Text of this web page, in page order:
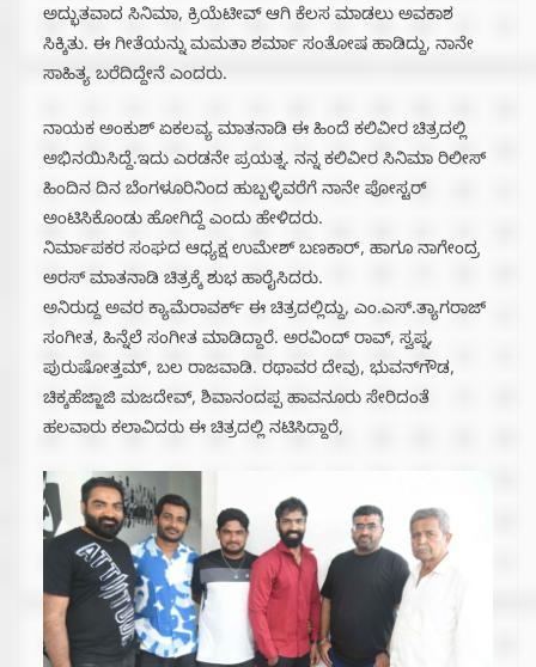
ಅದ್ಭುತವಾದ ಸಿನಿಮಾ, ಕ್ರಿಯೆಟೀವ್ ಆಗಿ ಕೆಲಸ ಮಾಡಲು ಅವಕಾಶ
ಸಿಕ್ಕಿತು. ಈ ಗೀತೆಯನ್ನು ಮಮತಾ ಶರ್ಮಾ ಸಂತೋಷ ಹಾಡಿದ್ದು, ನಾನೇ
ಸಾಹಿತ್ಯ ಬರೆದಿದ್ದೇನೆ ಎಂದರು.
ನಾಯಕ ಅಂಕುಶ್ ಏಕಲವ್ಯ ಮಾತನಾಡಿ ಈ ಹಿಂದೆ ಕಲಿವೀರ ಚಿತ್ರದಲ್ಲಿ
ಅಭಿನಯಿಸಿದ್ದೆ.ಇದು ಎರಡನೇ ಪ್ರಯತ್ನ. ನನ್ನ ಕಲಿವೀರ ಸಿನಿಮಾ ರಿಲೀಸ್
ಹಿಂದಿನ‌ ದಿನ ಬೆಂಗಳೂರಿನಿಂದ ಹುಬ್ಬಳ್ಳಿವರೆಗೆ ನಾನೇ ಪೋಸ್ಟರ್
ಅಂಟಿಸಿಕೊಂಡು ಹೋಗಿದ್ದೆ ಎಂದು ಹೇಳಿದರು.
ನಿರ್ಮಾಪಕರ ಸಂಘದ ಆಧ್ಯಕ್ಷ ಉಮೇಶ್ ಬಣಕಾರ್, ಹಾಗೂ ನಾಗೇಂದ್ರ
ಅರಸ್ ಮಾತನಾಡಿ ಚಿತ್ರಕ್ಕೆ ಶುಭ ಹಾರೈಸಿದರು.
ಅನಿರುದ್ದ ಅವರ ಕ್ಯಾಮೆರಾವರ್ಕ್ ಈ ಚಿತ್ರದಲ್ಲಿದ್ದು, ಎಂ.ಎಸ್.ತ್ಯಾಗರಾಜ್
ಸಂಗೀತ, ಹಿನ್ನೆಲೆ ಸಂಗೀತ ಮಾಡಿದ್ದಾರೆ. ಅರವಿಂದ್ ರಾವ್, ಸ್ವಪ್ನ,
ಪುರುಷೋತ್ತಮ್, ಬಲ ರಾಜವಾಡಿ. ರಥಾವರ ದೇವು, ಭುವನ್‌ಗೌಡ,
ಚಿಕ್ಕಹೆಜ್ಜಾಜಿ ಮಜದೇವ್, ಶಿವಾನಂದಪ್ಪ ಹಾವನೂರು ಸೇರಿದಂತೆ
ಹಲವಾರು ಕಲಾವಿದರು ಈ ಚಿತ್ರದಲ್ಲಿ ನಟಿಸಿದ್ದಾರೆ,